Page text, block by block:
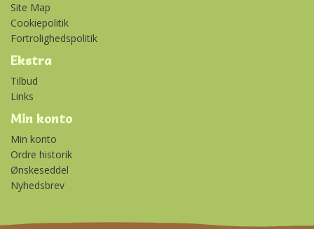
Site Map
Cookiepolitik
Fortrolighedspolitik
Ekstra
Tilbud
Links
Min konto
Min konto
Ordre historik
Ønskeseddel
Nyhedsbrev